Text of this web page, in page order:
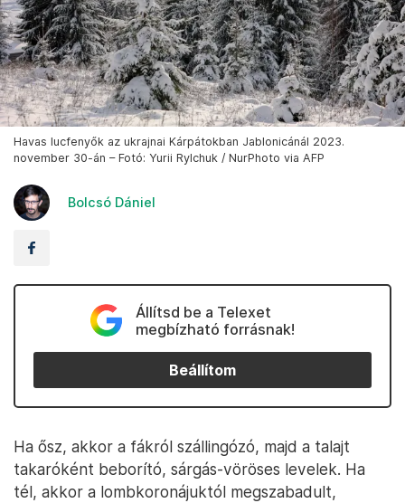
Havas lucfenyők az ukrajnai Kárpátokban Jablonicánál 2023.
november 30-án – Fotó: Yurii Rylchuk / NurPhoto via AFP
Bolcsó Dániel
Állítsd be a Telexet
megbízható forrásnak!
Beállítom
Ha ősz, akkor a fákról szállingózó, majd a talajt
takaróként beborító, sárgás-vöröses levelek. Ha
tél, akkor a lombkoronájuktól megszabadult,